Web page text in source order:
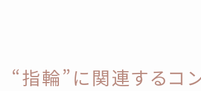
“指輪”に関連するコ